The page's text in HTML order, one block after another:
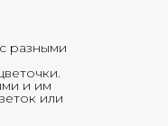
разными
и им
или